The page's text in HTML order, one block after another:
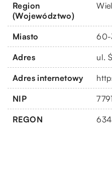
Region
(Województwo)
Miasto 60-
Adres ul.
Adres internetowy
NIP
REGON